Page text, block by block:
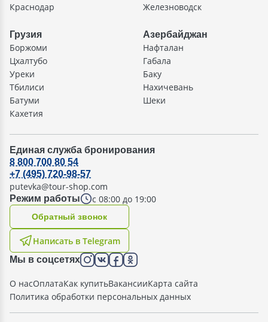
Краснодар
Железноводск
Грузия
Боржоми
Цхалтубо
Уреки
Тбилиси
Батуми
Кахетия
Азербайджан
Нафталан
Габала
Баку
Нахичевань
Шеки
Единая служба бронирования
Режим работы с 08:00 до 19:00
8 800 700 80 54
+7 (495) 720-98-57
putevka@tour-shop.com
Написать в Telegram
Oбратный звонок
Мы в соцсетях
О насОплатаКак купитьВакансииКарта сайта
Политика обработки персональных данных